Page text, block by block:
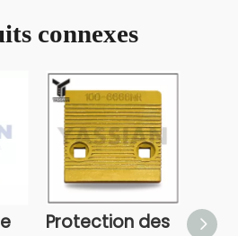
connexes
Protection des